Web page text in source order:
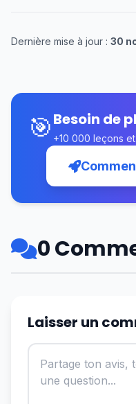
Dernière mise à jour : 30
🎯Besoin de
+10 000 leçons
0
Laisser un